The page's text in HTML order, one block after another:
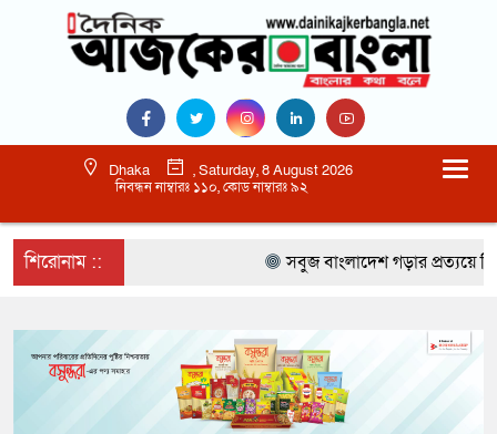
Dhaka
, Saturday, 8 August 2026
নিবন্ধন নাম্বারঃ ১১০, কোড নাম্বারঃ ৯২
শিরোনাম :: সবুজ বাংলাদেশ গড়ার প্রত্যয়ে